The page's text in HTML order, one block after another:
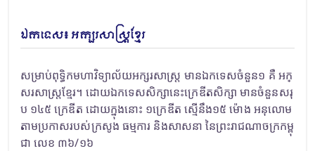
ឯកទេស៖ អក្សរសាស្រ្តខ្មែរ
សម្រាប់ពុទ្ធិកមហាវិទ្យាល័យអក្សរសាស្រ្ត មានឯកទេសចំនួន១ គឺ អក្
សរសាស្រ្តខ្មែរ។ ដោយឯកទេសសិក្សានេះក្រេឌីតសិក្សា មានចំនួនសរុ
ប ១៤៥ ក្រេឌីត ដោយក្នុងនោះ ១ក្រេឌីត ស្មើនឹង១៥ ម៉ោង អនុលោម
តាមប្រកាសរបស់ក្រសូង ធម្មការ និងសាសនា នៃព្រះរាជណាចក្រកម្ពុ
ជា លេខ ៣៦/១៦